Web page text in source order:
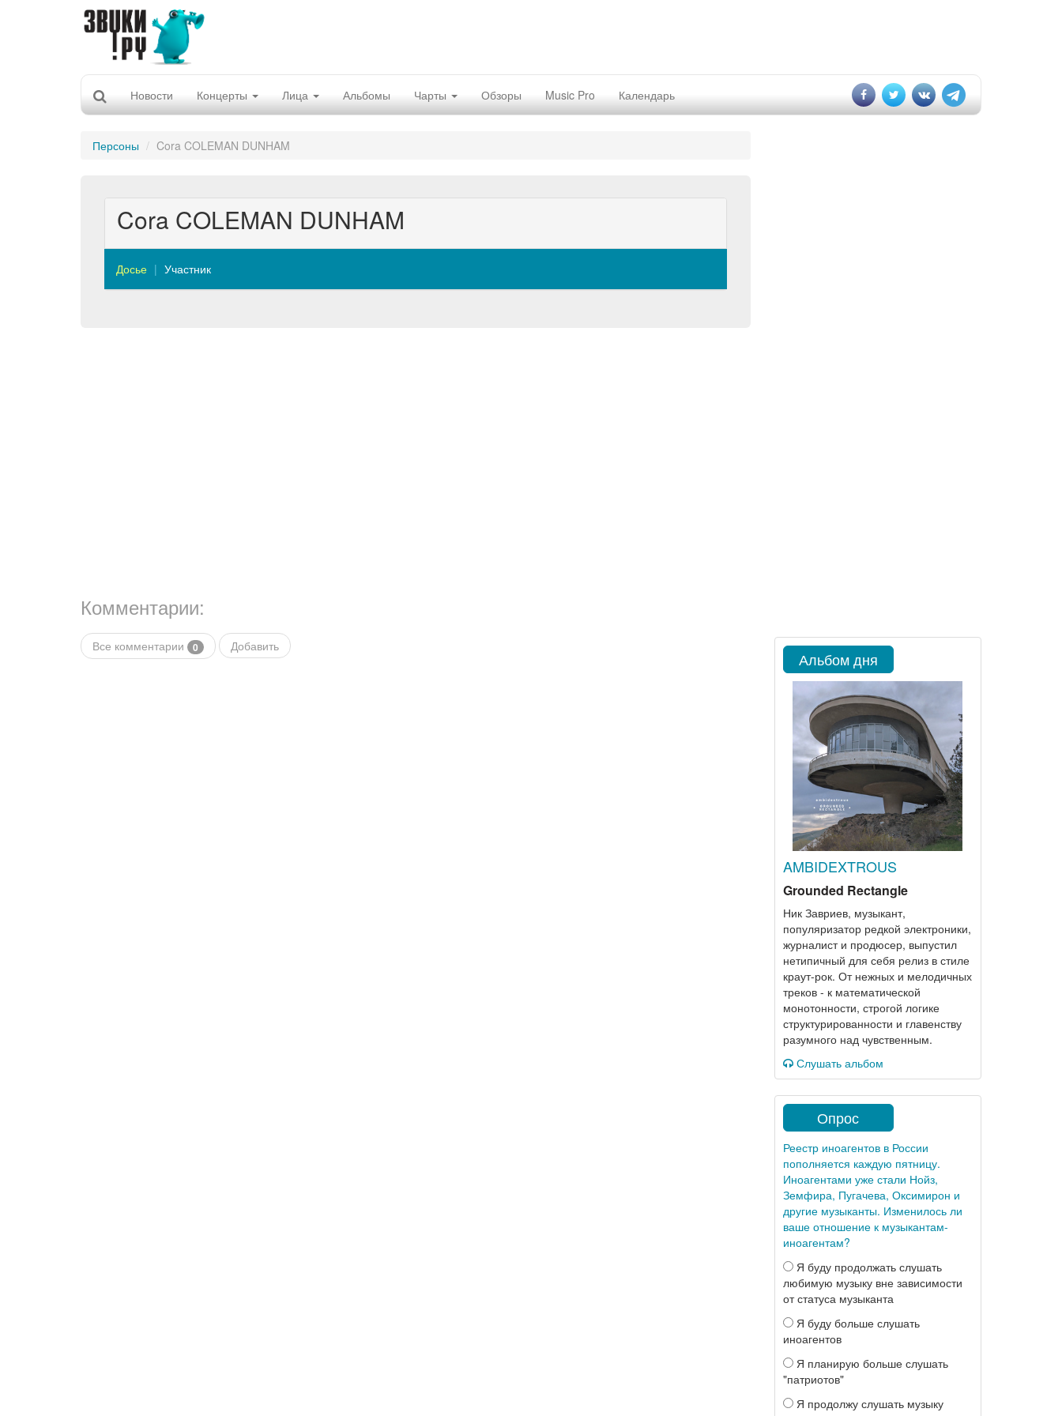
Новости Концерты Лица Альбомы Чарты Обзоры Music Pro Календарь
Персоны Cora COLEMAN DUNHAM
Cora COLEMAN DUNHAM
Досье Участник
Комментарии:
Все комментарии 0 Добавить
Альбом дня
AMBIDEXTROUS
Grounded Rectangle
Ник Завриев, музыкант,
популяризатор редкой электроники,
журналист и продюсер, выпустил
нетипичный для себя релиз в стиле
краут-рок. От нежных и мелодичных
треков - к математической
монотонности, строгой логике
структурированности и главенству
разумного над чувственным.
Слушать альбом
Опрос
Реестр иноагентов в России
пополняется каждую пятницу.
Иноагентами уже стали Нойз,
Земфира, Пугачева, Оксимирон и
другие музыканты. Изменилось ли
ваше отношение к музыкантам-
иноагентам?
Я буду продолжать слушать
любимую музыку вне зависимости
от статуса музыканта
Я буду больше слушать
иноагентов
Я планирую больше слушать
"патриотов"
Я продолжу слушать музыку